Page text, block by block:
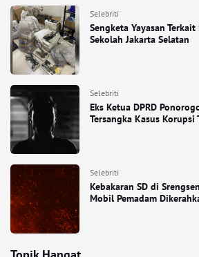
Selebriti
Sengketa Yayasan
Sekolah Jakarta Selatan
Selebriti
Eks Ketua DPRD
Tersangka Kasus
Selebriti
Kebakaran SD di
Mobil Pemadam